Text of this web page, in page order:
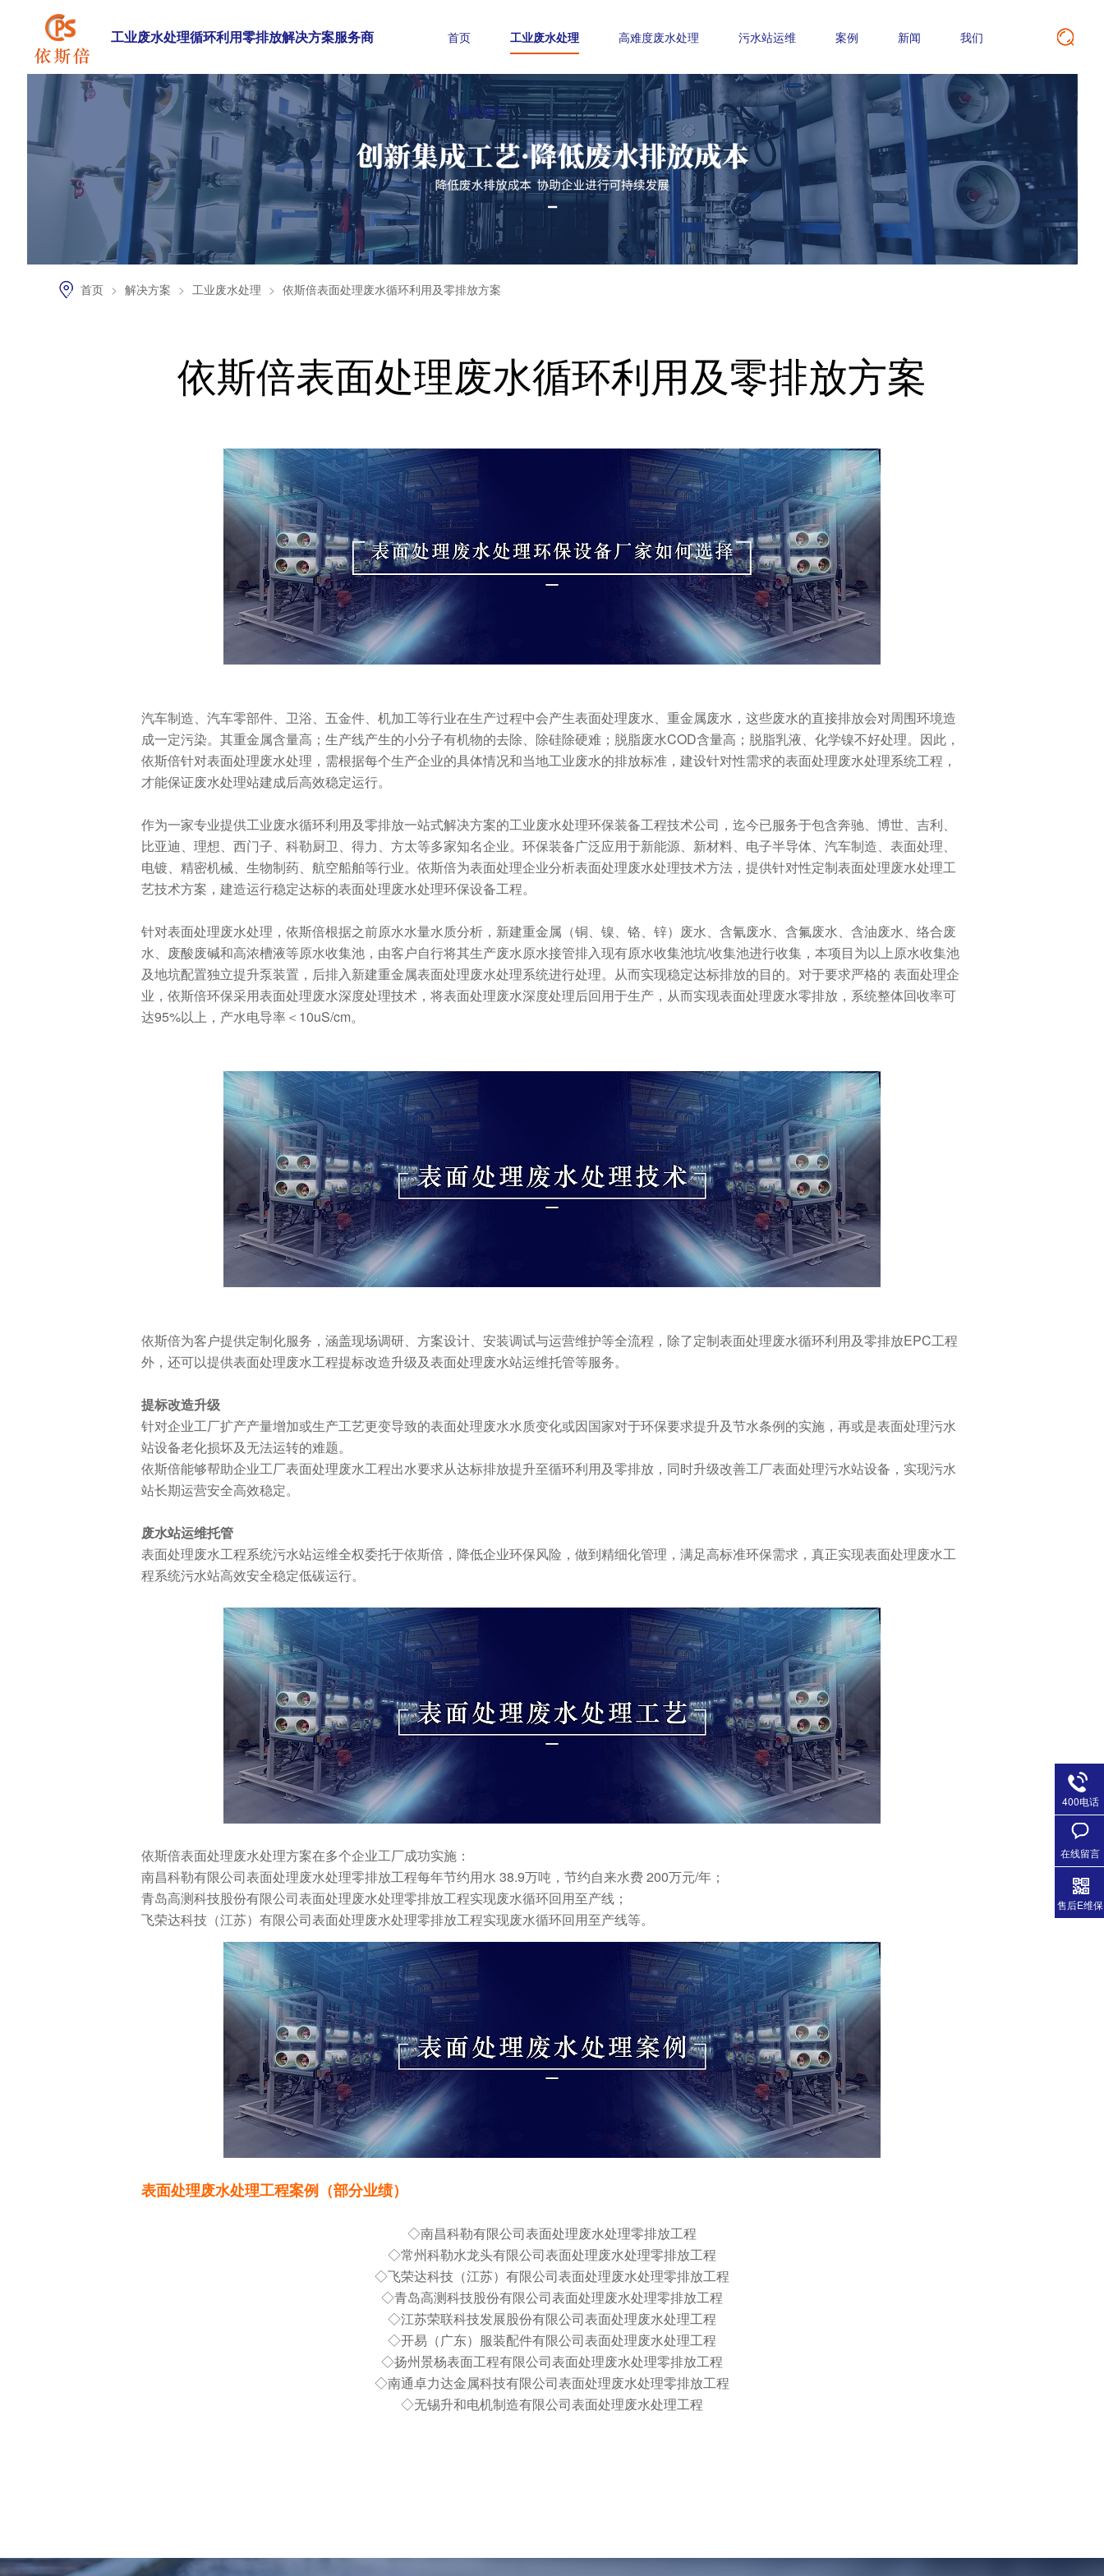
工业废水处理循环利用零排放解决方案服务商 首页 工业废水处理 高难度废水处理 污水站运维 案例 新闻 我们
联系依斯倍
首页 > 解决方案 > 工业废水处理 > 依斯倍表面处理废水循环利用及零排放方案
依斯倍表面处理废水循环利用及零排放方案
汽车制造、汽车零部件、卫浴、五金件、机加工等行业在生产过程中会产生表面处理废水、重金属废水，这些废水的直接排放会对周围环境造
成一定污染。其重金属含量高；生产线产生的小分子有机物的去除、除硅除硬难；脱脂废水COD含量高；脱脂乳液、化学镍不好处理。因此，
依斯倍针对表面处理废水处理，需根据每个生产企业的具体情况和当地工业废水的排放标准，建设针对性需求的表面处理废水处理系统工程，
才能保证废水处理站建成后高效稳定运行。
作为一家专业提供工业废水循环利用及零排放一站式解决方案的工业废水处理环保装备工程技术公司，迄今已服务于包含奔驰、博世、吉利、
比亚迪、理想、西门子、科勒厨卫、得力、方太等多家知名企业。环保装备广泛应用于新能源、新材料、电子半导体、汽车制造、表面处理、
电镀、精密机械、生物制药、航空船舶等行业。依斯倍为表面处理企业分析表面处理废水处理技术方法，提供针对性定制表面处理废水处理工
艺技术方案，建造运行稳定达标的表面处理废水处理环保设备工程。
针对表面处理废水处理，依斯倍根据之前原水水量水质分析，新建重金属（铜、镍、铬、锌）废水、含氰废水、含氟废水、含油废水、络合废
水、废酸废碱和高浓槽液等原水收集池，由客户自行将其生产废水原水接管排入现有原水收集池坑/收集池进行收集，本项目为以上原水收集池
及地坑配置独立提升泵装置，后排入新建重金属表面处理废水处理系统进行处理。从而实现稳定达标排放的目的。对于要求严格的 表面处理企
业，依斯倍环保采用表面处理废水深度处理技术，将表面处理废水深度处理后回用于生产，从而实现表面处理废水零排放，系统整体回收率可
达95%以上，产水电导率＜10uS/cm。
依斯倍为客户提供定制化服务，涵盖现场调研、方案设计、安装调试与运营维护等全流程，除了定制表面处理废水循环利用及零排放EPC工程
外，还可以提供表面处理废水工程提标改造升级及表面处理废水站运维托管等服务。
提标改造升级
针对企业工厂扩产产量增加或生产工艺更变导致的表面处理废水水质变化或因国家对于环保要求提升及节水条例的实施，再或是表面处理污水
站设备老化损坏及无法运转的难题。
依斯倍能够帮助企业工厂表面处理废水工程出水要求从达标排放提升至循环利用及零排放，同时升级改善工厂表面处理污水站设备，实现污水
站长期运营安全高效稳定。
废水站运维托管
表面处理废水工程系统污水站运维全权委托于依斯倍，降低企业环保风险，做到精细化管理，满足高标准环保需求，真正实现表面处理废水工
程系统污水站高效安全稳定低碳运行。
依斯倍表面处理废水处理方案在多个企业工厂成功实施：
南昌科勒有限公司表面处理废水处理零排放工程每年节约用水 38.9万吨，节约自来水费 200万元/年；
青岛高测科技股份有限公司表面处理废水处理零排放工程实现废水循环回用至产线；
飞荣达科技（江苏）有限公司表面处理废水处理零排放工程实现废水循环回用至产线等。
表面处理废水处理工程案例（部分业绩）
◇南昌科勒有限公司表面处理废水处理零排放工程
◇常州科勒水龙头有限公司表面处理废水处理零排放工程
◇飞荣达科技（江苏）有限公司表面处理废水处理零排放工程
◇青岛高测科技股份有限公司表面处理废水处理零排放工程
◇江苏荣联科技发展股份有限公司表面处理废水处理工程
◇开易（广东）服装配件有限公司表面处理废水处理工程
◇扬州景杨表面工程有限公司表面处理废水处理零排放工程
◇南通卓力达金属科技有限公司表面处理废水处理零排放工程
◇无锡升和电机制造有限公司表面处理废水处理工程
400电话
在线留言
售后E维保